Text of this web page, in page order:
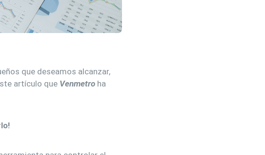
que deseamos alcanzar,
artículo que Venmetroha